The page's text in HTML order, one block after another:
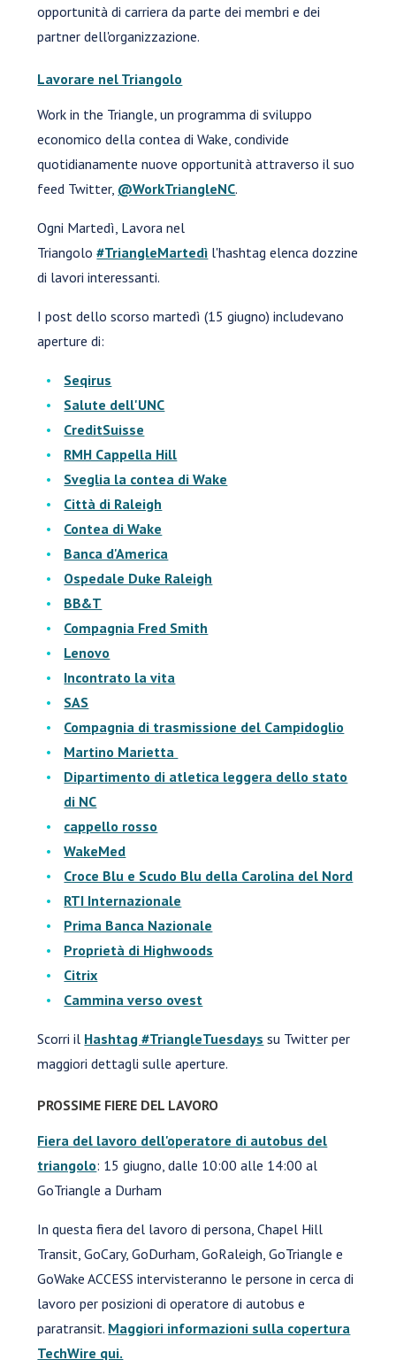
opportunità di carriera da parte dei membri e dei
partner dell'organizzazione.
Lavorare nel Triangolo
Work in the Triangle, un programma di sviluppo
economico della contea di Wake, condivide
quotidianamente nuove opportunità attraverso il suo
feed Twitter, @WorkTriangleNC.
Ogni Martedì, Lavora nel
Triangolo#TriangleMartedì l'hashtag elenca dozzine
di lavori interessanti.
I post dello scorso martedì (15 giugno) includevano
aperture di:
Seqirus
Salute dell'UNC
CreditSuisse
RMH Cappella Hill
Sveglia la contea di Wake
Città di Raleigh
Contea di Wake
Banca d'America
Ospedale Duke Raleigh
BB&T
Compagnia Fred Smith
Lenovo
Incontrato la vita
SAS
Compagnia di trasmissione del Campidoglio
Martino Marietta
Dipartimento di atletica leggera dello stato
di NC
cappello rosso
WakeMed
Croce Blu e Scudo Blu della Carolina del Nord
RTI Internazionale
Prima Banca Nazionale
Proprietà di Highwoods
Citrix
Cammina verso ovest
Scorri il Hashtag #TriangleTuesdays su Twitter per
maggiori dettagli sulle aperture.
PROSSIME FIERE DEL LAVORO
Fiera del lavoro dell'operatore di autobus del
triangolo: 15 giugno, dalle 10:00 alle 14:00 al
GoTriangle a Durham
In questa fiera del lavoro di persona, Chapel Hill
Transit, GoCary, GoDurham, GoRaleigh, GoTriangle e
GoWake ACCESS intervisteranno le persone in cerca di
lavoro per posizioni di operatore di autobus e
paratransit. Maggiori informazioni sulla copertura
TechWire qui.